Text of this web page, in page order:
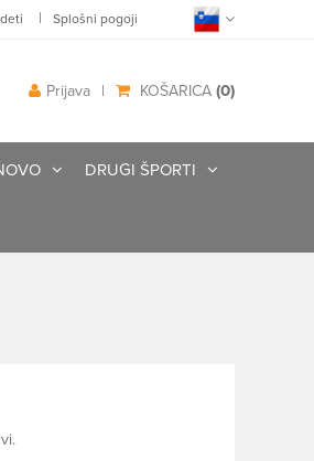
| Splošni pogoji
KOŠARICA (0)
|
Prijava
DRUGI ŠPORTI